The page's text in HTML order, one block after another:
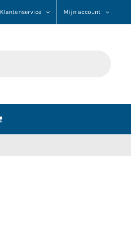
Klantenservice Mijn account